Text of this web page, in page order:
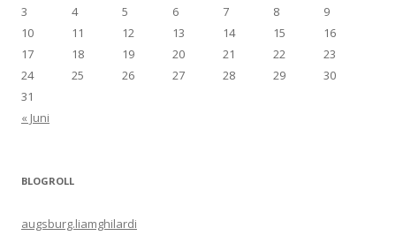
3
4 5 6 7 8
9
10
11 12 13 14 15
16
17
18 19 20 21 22
23
24
25 26 27 28 29
30
31
« Juni
BLOGROLL
augsburg.liamghilardi